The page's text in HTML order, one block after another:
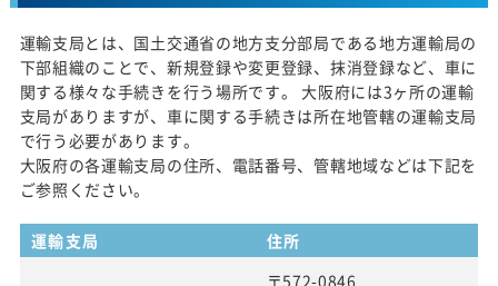
運輸支局とは、国土交通省の地方支分部局である地方運輸局の
下部組織のことで、新規登録や変更登録、抹消登録など、車に
関する様々な手続きを行う場所です。 大阪府には3ヶ所の運輸
支局がありますが、車に関する手続きは所在地管轄の運輸支局
で行う必要があります。
大阪府の各運輸支局の住所、電話番号、管轄地域などは下記を
ご参照ください。
運輸支局 住所
〒572-0846